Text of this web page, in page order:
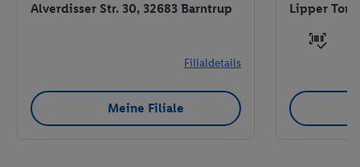
Alverdisser Str. 30, 32683 Barntrup
Filialdetails
Meine Filiale
Lipper Tor